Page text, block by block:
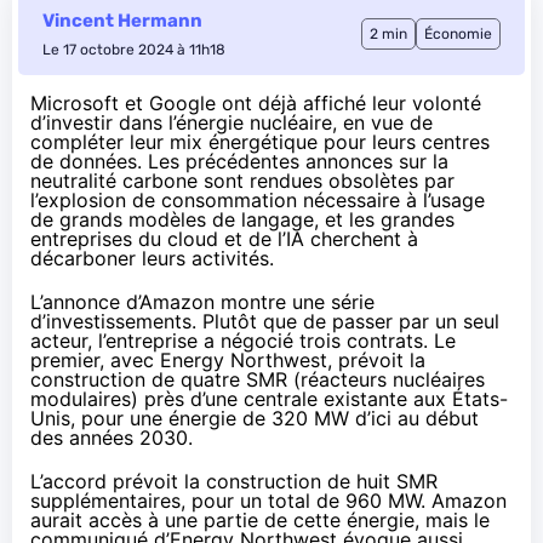
Vincent Hermann
Le 17 octobre 2024 à 11h18
2 min Économie
Microsoft et Google ont déjà affiché leur volonté
d’investir dans l’énergie nucléaire, en vue de
compléter leur mix énergétique pour leurs centres
de données. Les précédentes annonces sur la
neutralité carbone sont rendues obsolètes par
l’explosion de consommation nécessaire à l’usage
de grands modèles de langage, et les grandes
entreprises du cloud et de l’IA cherchent à
décarboner leurs activités.
L’annonce d’Amazon montre une série
d’investissements. Plutôt que de passer par un seul
acteur, l’entreprise a négocié trois contrats. Le
premier, avec Energy Northwest, prévoit la
construction de quatre SMR (réacteurs nucléaires
modulaires) près d’une centrale existante aux États-
Unis, pour une énergie de 320 MW d’ici au début
des années 2030.
L’accord prévoit la construction de huit SMR
supplémentaires, pour un total de 960 MW. Amazon
aurait accès à une partie de cette énergie, mais le